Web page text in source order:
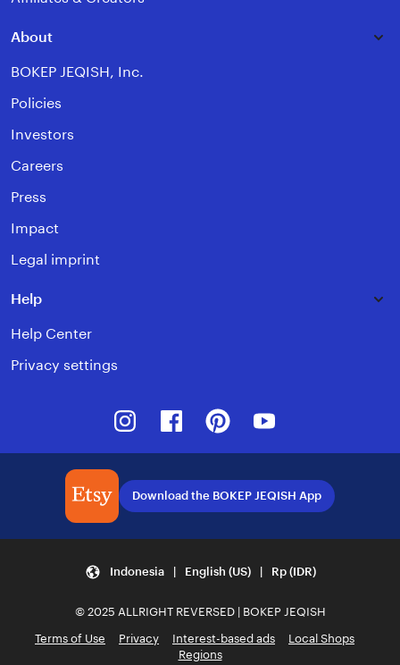
About
BOKEP JEQISH, Inc.
Policies
Investors
Careers
Press
Impact
Legal imprint
Help
Help Center
Privacy settings
InstagramFacebookPinterest
Download the BOKEP JEQISH App
Indonesia | English (US) | Rp (IDR)
© 2025 ALLRIGHT REVERSED | BOKEP JEQISH
Terms of Use
Privacy Interest-based ads
Local Shops
Regions